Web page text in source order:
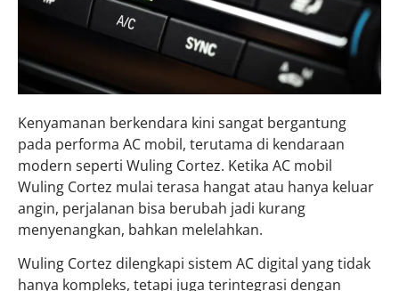
Kenyamanan berkendara kini sangat bergantung
pada performa AC mobil, terutama di kendaraan
modern seperti Wuling Cortez. Ketika AC mobil
Wuling Cortez mulai terasa hangat atau hanya keluar
angin, perjalanan bisa berubah jadi kurang
menyenangkan, bahkan melelahkan.
Wuling Cortez dilengkapi sistem AC digital yang tidak
hanya kompleks, tetapi juga terintegrasi dengan